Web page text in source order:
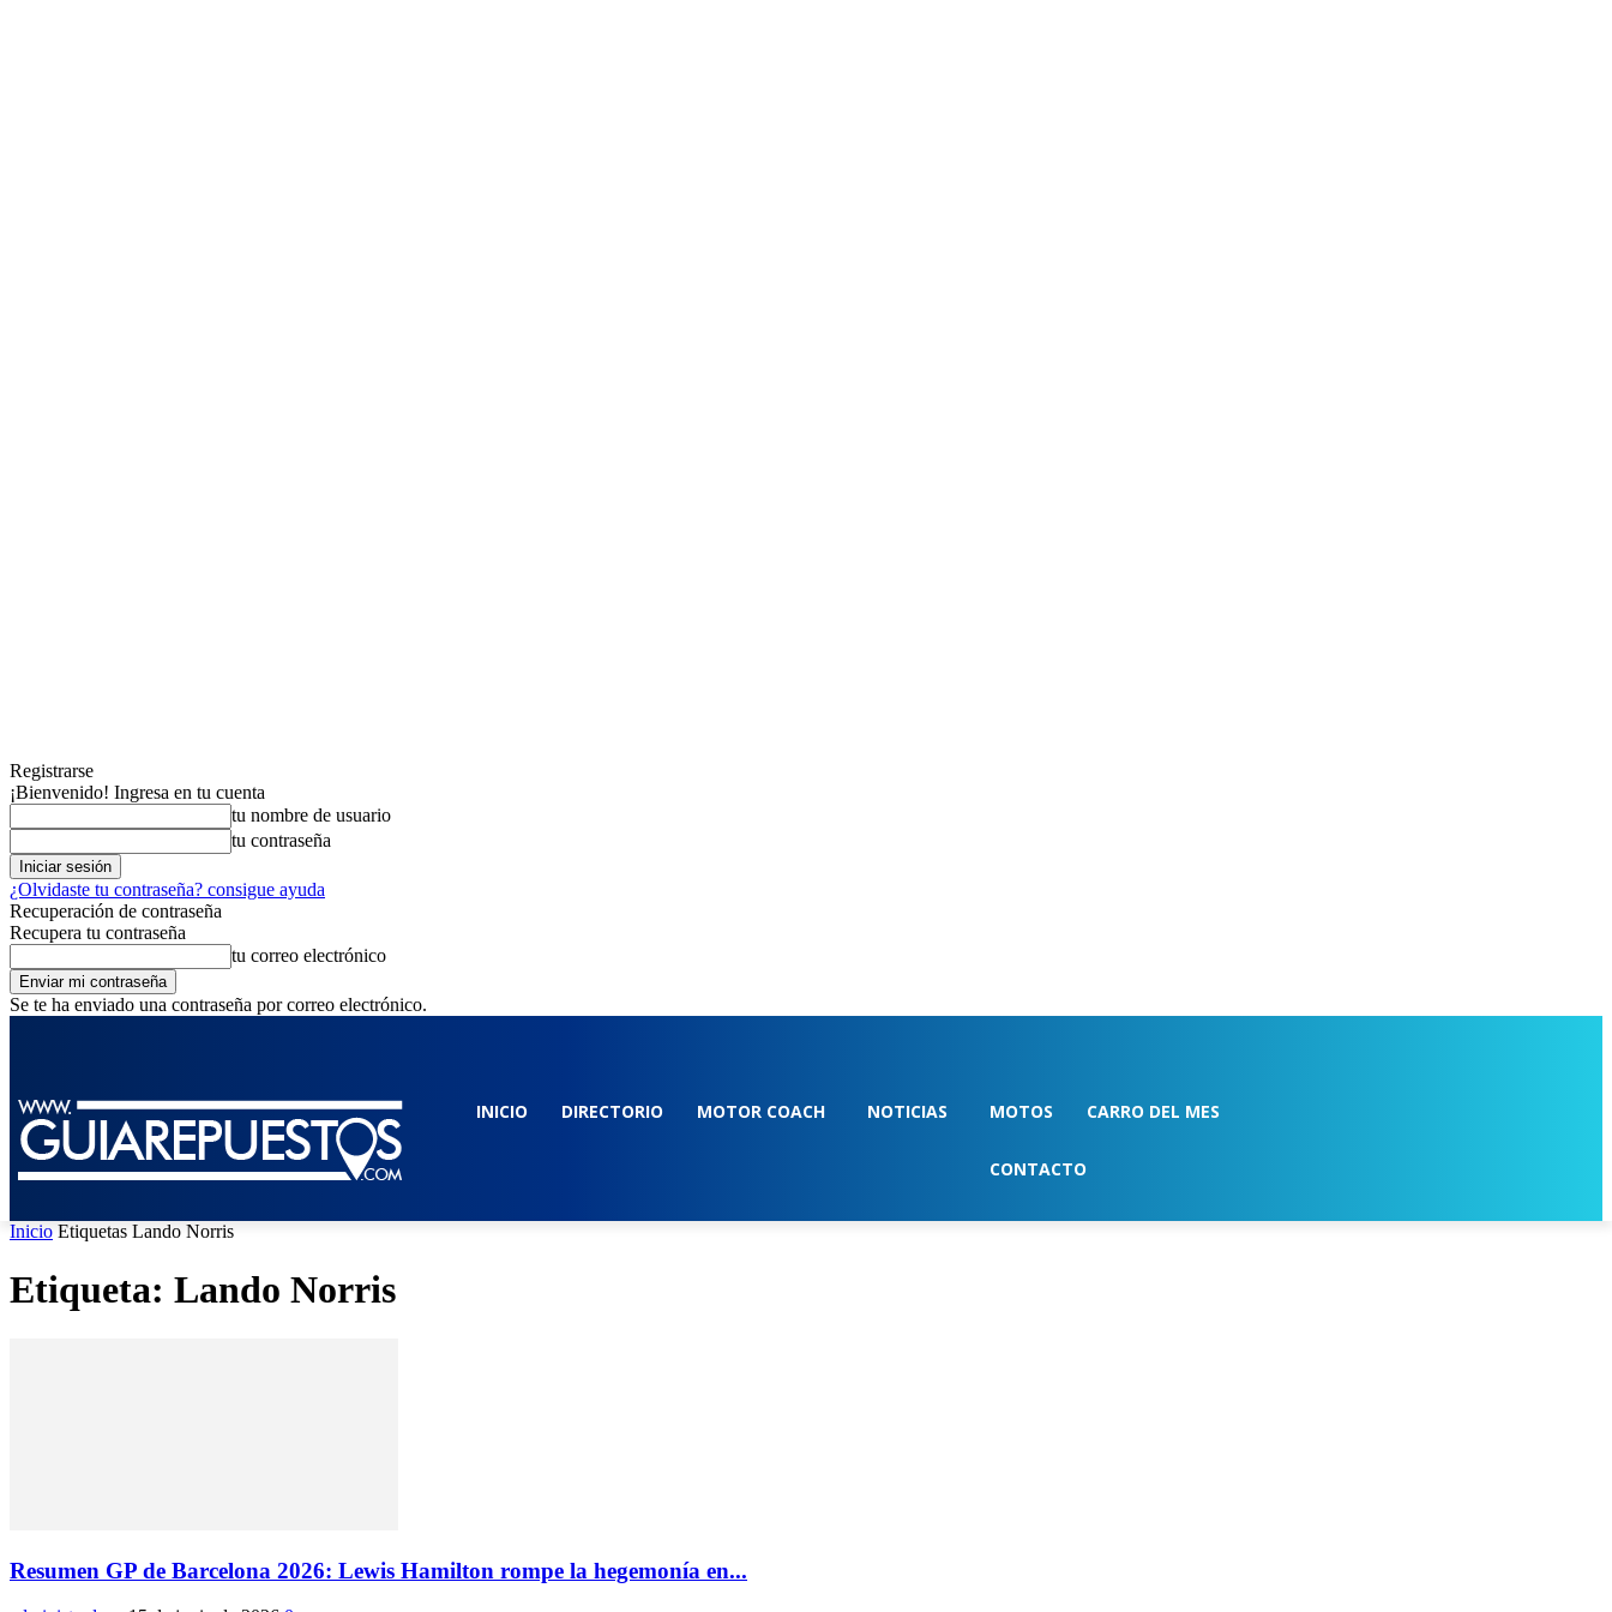
Registrarse
¡Bienvenido! Ingresa en tu cuenta
tu nombre de usuario
tu contraseña
¿Olvidaste tu contraseña? consigue ayuda
Recuperación de contraseña
Recupera tu contraseña
tu correo electrónico
Se te ha enviado una contraseña por correo electrónico.
INICIO DIRECTORIO MOTOR COACH NOTICIAS MOTOS CARRO DEL MES
CONTACTO
Inicio Etiquetas Lando Norris
Etiqueta: Lando Norris
Resumen GP de Barcelona 2026: Lewis Hamilton rompe la hegemonía en...